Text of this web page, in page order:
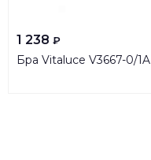
1 238 ₽
Бра Vitaluce V3667-0/1A